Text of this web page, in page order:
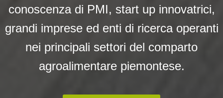
conoscenza di PMI, start up innovatrici,
grandi imprese ed enti di ricerca operanti
nei principali settori del comparto
agroalimentare piemontese.